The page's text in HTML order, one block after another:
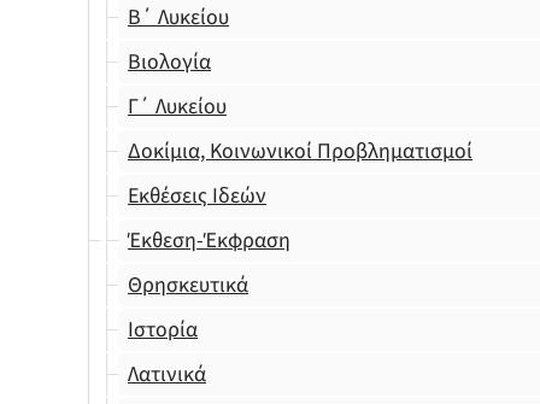
Β΄ Λυκείου
Βιολογία
Γ΄ Λυκείου
Δοκίμια, Κοινωνικοί Προβληματισμοί
Εκθέσεις Ιδεών
Έκθεση-Έκφραση
Θρησκευτικά
Ιστορία
Λατινικά